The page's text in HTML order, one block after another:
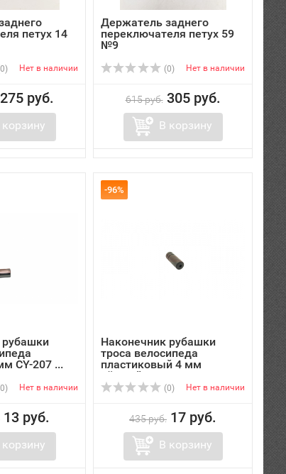
петух 14
Нет в наличии
275 руб.
корзину
Держатель заднего
переключателя петух 59
№9
(0) Нет в наличии
615 руб. 305 руб.
В корзину
рубашки
CY-207 ...
Нет в наличии
13 руб.
корзину
-96%
Наконечник рубашки
троса велосипеда
пластиковый 4 мм
чёрный
(0) Нет в наличии
435 руб. 17 руб.
В корзину